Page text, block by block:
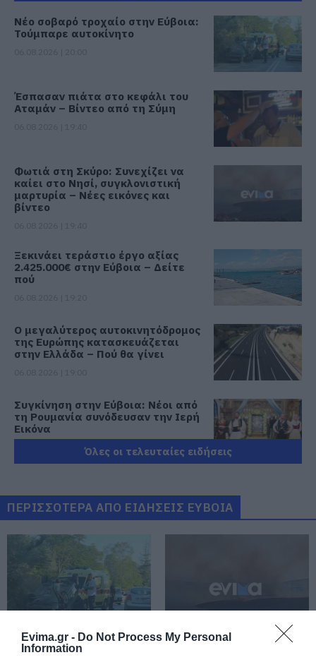
Evima.gr - Do Not Process My Personal
Information
Νέο σοβαρό τροχαίο στην Εύβοια:
Τούμπαρε αυτοκίνητο
Έσπασαν πιάτα στο κεφάλι του
Αταμάν – Βίντεο από τη Σύμη
Φωτιά στη Σκύρο: Συνεχίζει να
καίει στο Νησί, συγκλονιστική
μαρτυρία – Νέες εικόνες και
βίντεο
Ξεκινάει τεράστιο έργο αξίας
2.425.000€ στην Εύβοια – Δείτε
πού
Ο μεγαλύτερος αυτοκινητόδρομος
της Ευρώπης κατασκευάζεται
στην Ελλάδα – Πού θα γίνει
Συγκίνηση στην Εύβοια: Νέοι από
τη Ρουμανία συνόδευσαν την Ιερή
Εικόνα
06.08.2026 | 18:40
εγκατέλειψαν
06.08.2026 | 18:20
Πανικός σε πανηγύρι της Εύβοιας:
Δείτε τι έγινε χθες το βράδυ
06.08.2026 | 18:00
ενισχύσεις στο Νησί – Τώρα
πυροσβεστικά στο λιμάνι της
Όλες οι τελευταίες ειδήσεις
ΠΕΡΙΣΣΟΤΕΡΑ ΑΠΟ ΕΙΔΗΣΕΙΣ ΕΥΒΟΙΑ
Νέο σοβαρό τροχαίο